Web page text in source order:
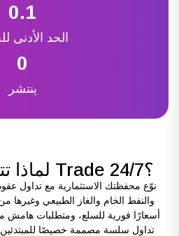
الحد الأدنى
0.1
ينتشر
0
لماذا تتداول السلع مع Trade 24/7؟
نوّع محفظتك الاستثمارية مع تداول
والنفط الخام والغاز الطبيعي وغيرها
تداول سلسة مصممة خصيصًا